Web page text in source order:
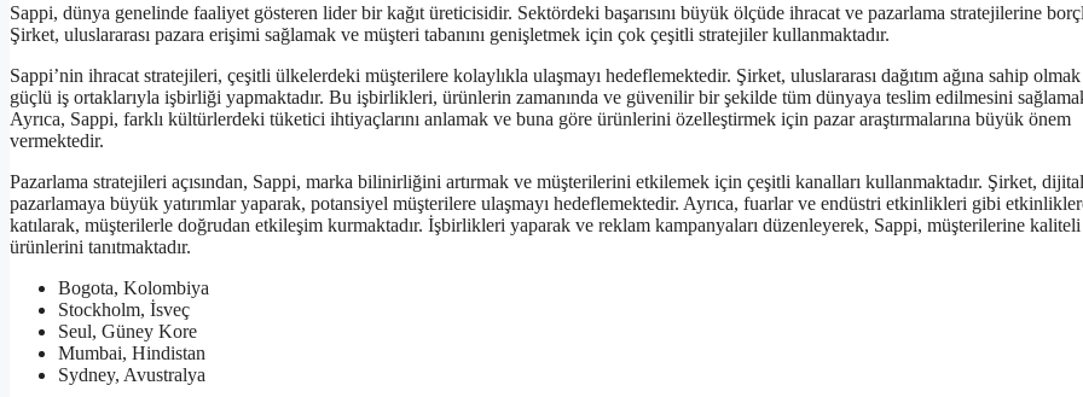
Sappi, dünya genelinde faaliyet gösteren lider bir kağıt üreticisidir. Sektördeki başarısını büyük ölçüde ihracat ve pazarlama stratejilerine
Şirket, uluslararası pazara erişimi sağlamak ve müşteri tabanını genişletmek için çok çeşitli stratejiler kullanmaktadır.
Sappi’nin ihracat stratejileri, çeşitli ülkelerdeki müşterilere kolaylıkla ulaşmayı hedeflemektedir. Şirket, uluslararası dağıtım ağına sahip
güçlü iş ortaklarıyla işbirliği yapmaktadır. Bu işbirlikleri, ürünlerin zamanında ve güvenilir bir şekilde tüm dünyaya teslim edilmesini
Ayrıca, Sappi, farklı kültürlerdeki tüketici ihtiyaçlarını anlamak ve buna göre ürünlerini özelleştirmek için pazar araştırmalarına büyük önem
vermektedir.
Pazarlama stratejileri açısından, Sappi, marka bilinirliğini artırmak ve müşterilerini etkilemek için çeşitli kanalları kullanmaktadır. Şirket, dijital
pazarlamaya büyük yatırımlar yaparak, potansiyel müşterilere ulaşmayı hedeflemektedir. Ayrıca, fuarlar ve endüstri etkinlikleri gibi
katılarak, müşterilerle doğrudan etkileşim kurmaktadır. İşbirlikleri yaparak ve reklam kampanyaları düzenleyerek, Sappi, müşterilerine kaliteli
ürünlerini tanıtmaktadır.
Bogota, Kolombiya
Stockholm, İsveç
Seul, Güney Kore
Mumbai, Hindistan
Sydney, Avustralya